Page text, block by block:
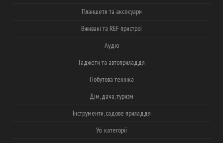
Планшети та аксесуари
Вживані та REF пристрої
Аудіо
Гаджети та автоприладдя
Побутова техніка
Дім, дача, туризм
Інструменти, садове приладдя
Усі категорії